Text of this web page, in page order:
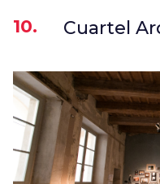
10. Cuartel